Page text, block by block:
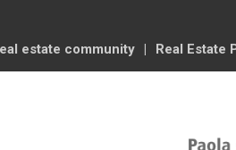
estate community Real Estate